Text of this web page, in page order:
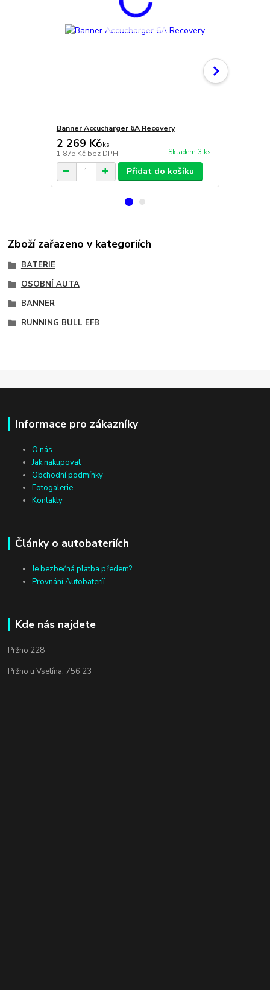
Banner Accucharger 6A Recovery
2 269 Kč/ks
1 875 Kč bez DPH Skladem 3 ks
Přidat do košíku
Zboží zařazeno v kategoriích
BATERIE
OSOBNÍ AUTA
BANNER
RUNNING BULL EFB
Informace pro zákazníky
O nás
Jak nakupovat
Obchodní podmínky
Fotogalerie
Kontakty
Články o autobateriích
Je bezbečná platba předem?
Provnání Autobateríí
Kde nás najdete
Pržno 228
Pržno u Vsetína, 756 23